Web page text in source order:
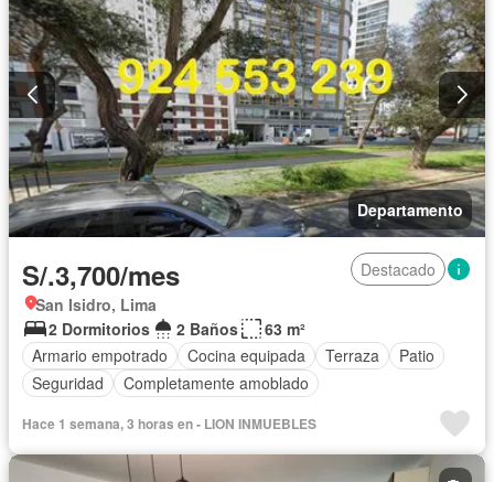
Jardín
Patio Piscina Vigilante Sauna
Seguridad
Terraza
Vista panorámica Wifi Sin amoblar
Departamento
S/.3,700/mes
Destacado
San Isidro, Lima
2 Dormitorios
2 Baños
63 m²
Armario empotrado
Cocina equipada Terraza
Patio
Seguridad
Completamente amoblado
Hace 1 semana, 3 horas en - LION INMUEBLES